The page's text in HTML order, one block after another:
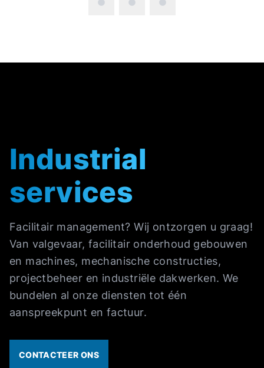
Industrial
services
Facilitair management? Wij ontzorgen u graag!
Van valgevaar, facilitair onderhoud gebouwen
en machines, mechanische constructies,
projectbeheer en industriële dakwerken. We
bundelen al onze diensten tot één
aanspreekpunt en factuur.
CONTACTEER ONS